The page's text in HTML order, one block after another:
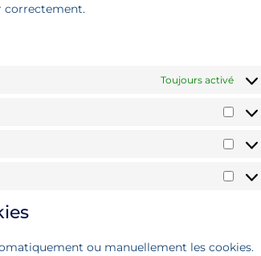
correctement.
Toujours activé
ou manuellement les cookies.